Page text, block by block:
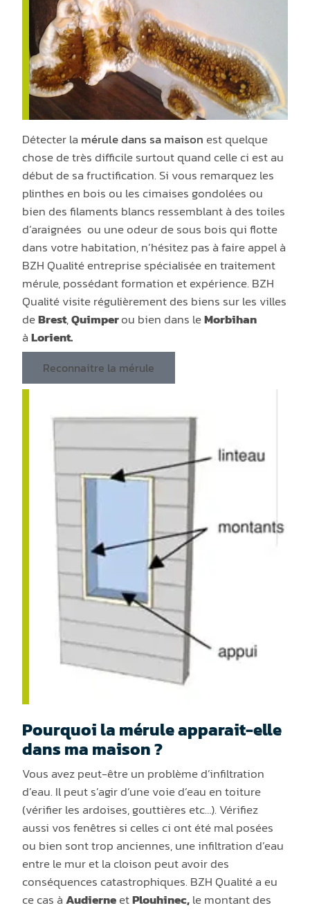
Détecter la mérule dans sa maison est quelque
chose de très difficile surtout quand celle ci est au
début de sa fructification. Si vous remarquez les
plinthes en bois ou les cimaises gondolées ou
bien des filaments blancs ressemblant à des toiles
d’araignées ou une odeur de sous bois qui flotte
dans votre habitation, n’hésitez pas à faire appel à
BZH Qualité entreprise spécialisée en traitement
mérule, possédant formation et expérience. BZH
Qualité visite régulièrement des biens sur les villes
deBrest,Quimperou bien dans leMorbihan
àLorient.
Reconnaitre la mérule
Pourquoi la mérule apparait-elle
dans ma maison ?
Vous avez peut-être un problème d’infiltration
d’eau. Il peut s’agir d’une voie d’eau en toiture
(vérifier les ardoises, gouttières etc…). Vérifiez
aussi vos fenêtres si celles ci ont été mal posées
ou bien sont trop anciennes, une infiltration d’eau
entre le mur et la cloison peut avoir des
conséquences catastrophiques. BZH Qualité a eu
ce cas àAudierneetPlouhinec,le montant des